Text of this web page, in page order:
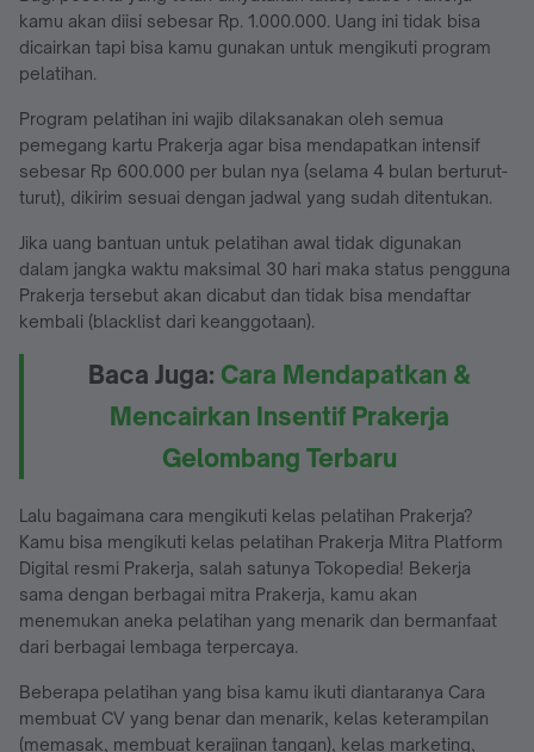
kamu akan diisi sebesar Rp. 1.000.000. Uang ini tidak bisa
dicairkan tapi bisa kamu gunakan untuk mengikuti program
pelatihan.
Program pelatihan ini wajib dilaksanakan oleh semua
pemegang kartu Prakerja agar bisa mendapatkan intensif
sebesar Rp 600.000 per bulan nya (selama 4 bulan berturut-
turut), dikirim sesuai dengan jadwal yang sudah ditentukan.
Jika uang bantuan untuk pelatihan awal tidak digunakan
dalam jangka waktu maksimal 30 hari maka status pengguna
Prakerja tersebut akan dicabut dan tidak bisa mendaftar
kembali (blacklist dari keanggotaan).
Baca Juga: Cara Mendapatkan &
Mencairkan Insentif Prakerja
Gelombang Terbaru
Lalu bagaimana cara mengikuti kelas pelatihan Prakerja?
Kamu bisa mengikuti kelas pelatihan Prakerja Mitra Platform
Digital resmi Prakerja, salah satunya Tokopedia! Bekerja
sama dengan berbagai mitra Prakerja, kamu akan
menemukan aneka pelatihan yang menarik dan bermanfaat
dari berbagai lembaga terpercaya.
Beberapa pelatihan yang bisa kamu ikuti diantaranya Cara
membuat CV yang benar dan menarik, kelas keterampilan
(memasak, membuat kerajinan tangan), kelas marketing,